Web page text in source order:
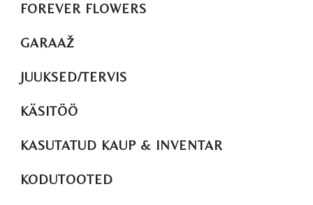
FOREVER FLOWERS
GARAAŽ
JUUKSED/TERVIS
KÄSITÖÖ
KASUTATUD KAUP & INVENTAR
KODUTOOTED